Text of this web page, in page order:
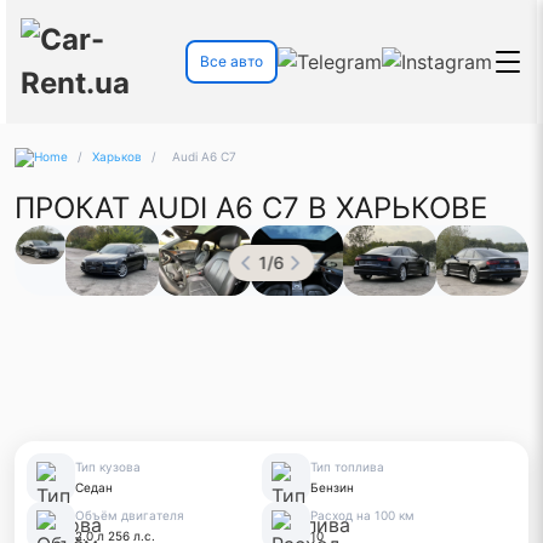
Все авто
/ Харьков / Audi A6 C7
ПРОКАТ AUDI A6 C7 В ХАРЬКОВЕ
1/6
Тип кузова
Седан
Тип топлива
Бензин
Объём двигателя
2.0 л 256 л.с.
Расход на 100 км
10